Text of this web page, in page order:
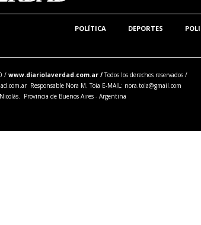
POLÍTICA DEPORTES
/ www.diariolaverdad.com.ar /Todos los derechos reservados /
Responsable Nora M. Toia E-MAIL: nora.toia@gmail.com
Provincia de Buenos Aires - Argentina